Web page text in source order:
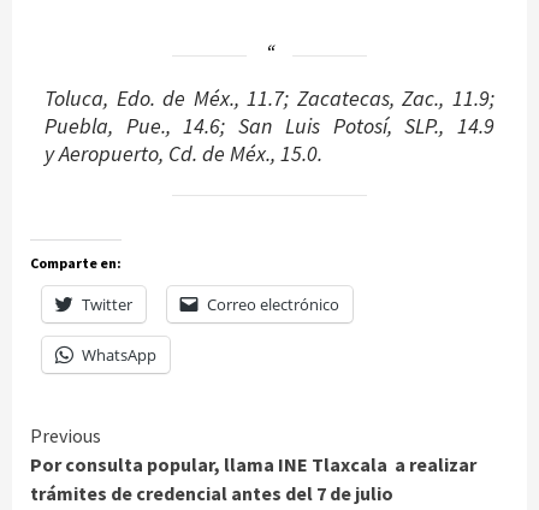
Toluca, Edo. de Méx., 11.7; Zacatecas, Zac., 11.9;
Puebla, Pue., 14.6; San Luis Potosí, SLP., 14.9
y Aeropuerto, Cd. de Méx., 15.0.
Comparte en:
Twitter Correo electrónico
WhatsApp
Continue
Reading
Previous
Por consulta popular, llama INE Tlaxcala a realizar
trámites de credencial antes del 7 de julio